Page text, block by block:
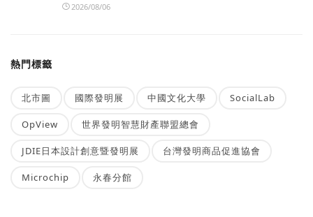
2026/08/06
熱門標籤
北市圖 國際發明展 中國文化大學 SocialLab
OpView 世界發明智慧財產聯盟總會
JDIE日本設計創意暨發明展 台灣發明商品促進協會
Microchip 永春分館